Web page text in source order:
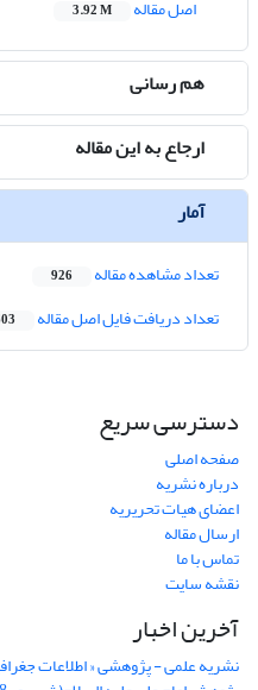
اصل مقاله
3.92 M
هم رسانی
ارجاع به این مقاله
آمار
تعداد مشاهده مقاله 926
تعداد دریافت فایل اصل مقاله
دسترسی سریع
صفحه اصلی
درباره نشریه
اعضای هیات تحریریه
ارسال مقاله
تماس با ما
نقشه سایت
آخرین اخبار
نشریه علمی - پژوهشی « اطلاعات